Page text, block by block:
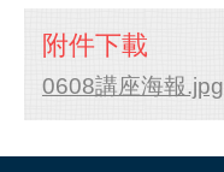
附件下載
0608講座海報.jpg